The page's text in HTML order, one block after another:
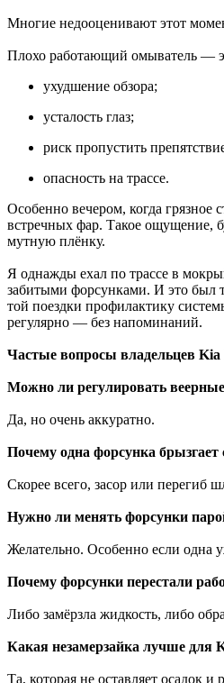
Многие недооценивают этот
Плохо работающий омыватель —
ухудшение обзора;
усталость глаз;
риск пропустить
опасность на трассе.
Особенно вечером, когда грязное
встречных фар. Такое ощущение,
мутную плёнку.
Я однажды ехал по трассе в
забитыми форсунками. И это был
той поездки профилактику
регулярно — без напоминаний.
Частые вопросы владельцев Kia
Можно ли регулировать
Да, но очень аккуратно.
Почему одна форсунка брызгает
Скорее всего, засор или перегиб
Нужно ли менять форсунки
Желательно. Особенно если одна
Почему форсунки перестали
Либо замёрзла жидкость, либо
Какая незамерзайка лучше для
Та, которая не оставляет осадок и